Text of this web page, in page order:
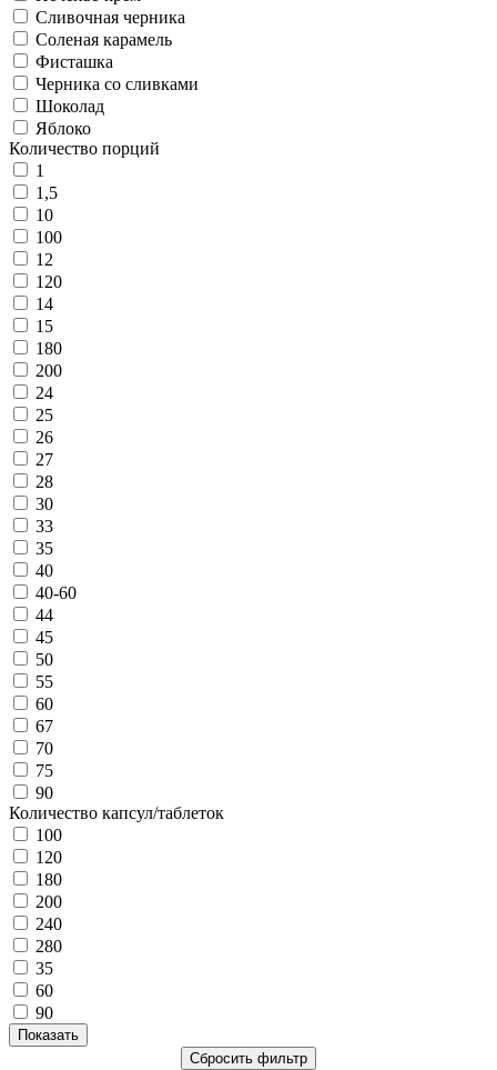
Сливочная черника
Соленая карамель
Фисташка
Черника со сливками
Шоколад
Яблоко
Количество порций
1
1,5
10
100
12
120
14
15
180
200
24
25
26
27
28
30
33
35
40
40-60
44
45
50
55
60
67
70
75
90
Количество капсул/таблеток
100
120
180
200
240
280
35
60
90